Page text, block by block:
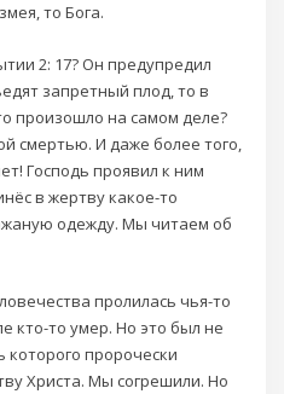
то Бога.
2: 17? Он предупредил
запретный плод, то в
произошло на самом деле?
смертью. И даже более того,
Господь проявил к ним
в жертву какое-то
одежду. Мы читаем об
пролилась чья-то
кто-то умер. Но это был не
которого пророчески
Христа. Мы согрешили. Но